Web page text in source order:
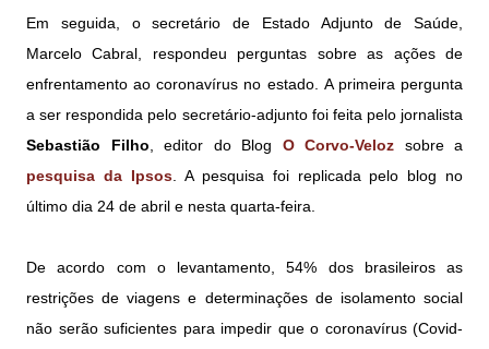
Em seguida, o secretário de Estado Adjunto de Saúde,
Marcelo Cabral, respondeu perguntas sobre as ações de
enfrentamento ao coronavírus no estado. A primeira pergunta
a ser respondida pelo secretário-adjunto foi feita pelo jornalista
Sebastião Filho, editor do Blog O Corvo-Veloz sobre a
pesquisa da Ipsos. A pesquisa foi replicada pelo blog no
último dia 24 de abril e nesta quarta-feira.
De acordo com o levantamento, 54% dos brasileiros as
restrições de viagens e determinações de isolamento social
não serão suficientes para impedir que o coronavírus (Covid-